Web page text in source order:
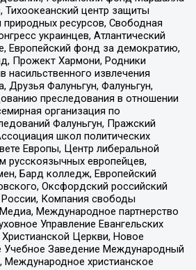
центр защиты
ресурсов, Свободная
украинцев, Атлантический
Европейский фонд за демократию,
Прожект Хармони, Родники
насильственного извлечения
Друзья Фалуньгун, Фалуньгун,
преследования в отношении
организация по
Фалуньгун, Пражский
школ политических
Европы, Центр либеральной
русскоязычных европейцев,
Бард колледж, Европейский
Оксфордский российский
Компания свободы
Международное партнерство
Управление Евангельских
Церкви, Новое
Учебное Заведение Международный
христианское